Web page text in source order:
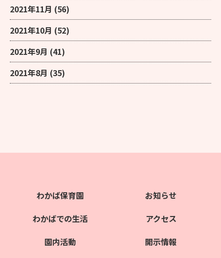
2021年11月 (56)
2021年10月 (52)
2021年9月 (41)
2021年8月 (35)
わかば保育園
わかばでの生活
園内活動
お知らせ
アクセス
開示情報